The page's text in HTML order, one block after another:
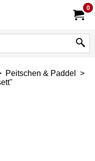
0
Peitschen & Paddel
>